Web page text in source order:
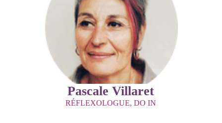
Pascale Villaret
RÉFLEXOLOGUE, DO IN